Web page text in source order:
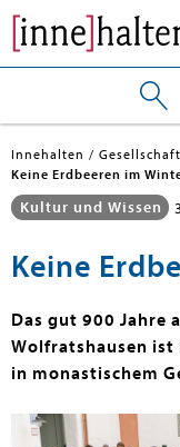
Innehalten Gesellschaft
Keine Erdbeeren im
Kultur und Wissen
Keine
Das gut 900 Jahre
Wolfratshausen ist
in monastischem